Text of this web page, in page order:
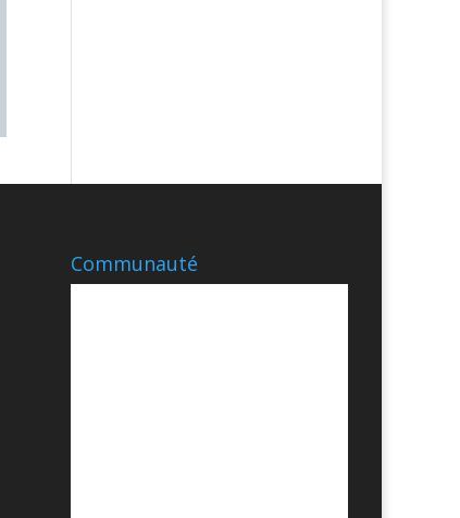
Communauté